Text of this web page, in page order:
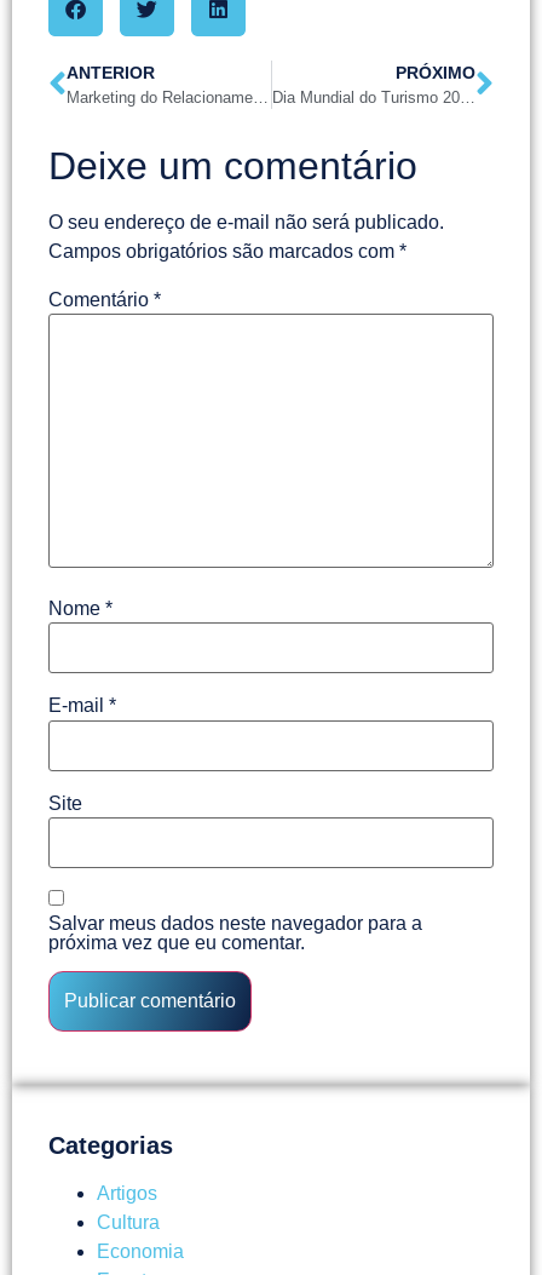
ANTERIOR
Marketing do Relacionamento e o Pertencimento em Cidades Turísticas
PRÓXIMO
Dia Mundial do Turismo 2025: Turismo e Transformação Sustentável
Deixe um comentário
O seu endereço de e-mail não será publicado.
Campos obrigatórios são marcados com *
Comentário *
Nome *
E-mail *
Site
Salvar meus dados neste navegador para a
próxima vez que eu comentar.
Categorias
Artigos
Cultura
Economia